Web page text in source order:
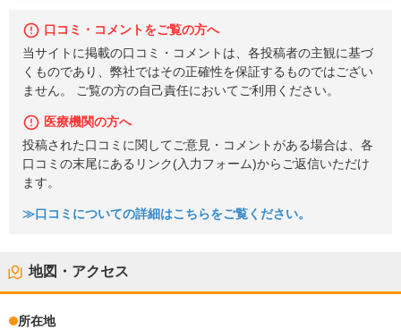
口コミ・コメントをご覧の方へ
当サイトに掲載の口コミ・コメントは、各投稿者の主観に基づ
くものであり、弊社ではその正確性を保証するものではござい
ません。 ご覧の方の自己責任においてご利用ください。
医療機関の方へ
投稿された口コミに関してご意見・コメントがある場合は、各
口コミの末尾にあるリンク(入力フォーム)からご返信いただけ
ます。
≫口コミについての詳細はこちらをご覧ください。
地図・アクセス
所在地